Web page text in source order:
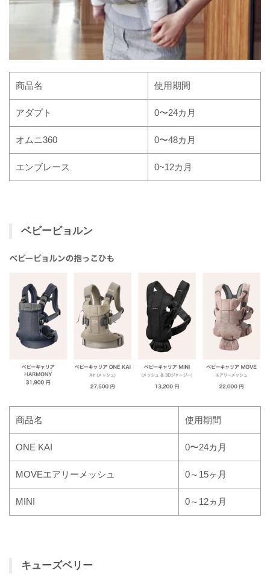
商品名 使用期間
アダプト 0〜24カ月
オムニ360 0〜48カ月
エンブレース 0~12カ月
ベビービョルン
商品名 使用期間
ONE KAI 0〜24カ月
MOVEエアリーメッシュ 0～15ヶ月
MINI 0～12ヵ月
キューズベリー